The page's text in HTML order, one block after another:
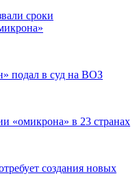
сроки
подал в суд на ВОЗ
«омикрона» в 23 странах
создания новых